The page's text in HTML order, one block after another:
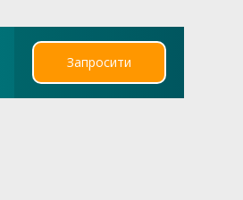
Запросити